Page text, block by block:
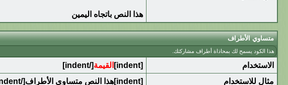
هذا النص باتجاه اليمين
متساوي الأطراف
هذا الكود يسمح لك بمحاذاة أطراف مشاركتك.
الاستخدام [indent] القيمة[/indent]
مثال للاستخدام
[indent]هذا النص متساوي الأطراف[/indent]